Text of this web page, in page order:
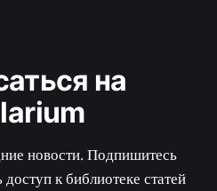
на
новости. Подпишитесь
к библиотеке статей